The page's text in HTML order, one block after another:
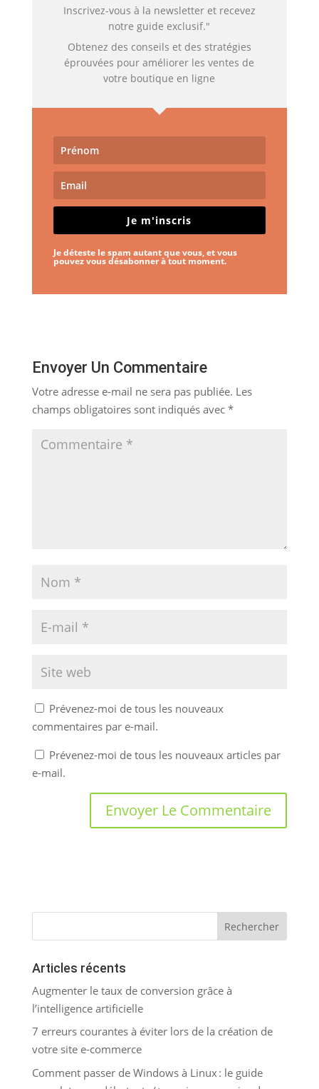
Inscrivez-vous à la newsletter et recevez
notre guide exclusif."
Obtenez des conseils et des stratégies
éprouvées pour améliorer les ventes de
votre boutique en ligne
Je m'inscris
Je déteste le spam autant que vous, et vous
pouvez vous désabonner à tout moment.
Envoyer Un Commentaire
Votre adresse e-mail ne sera pas publiée. Les
champs obligatoires sont indiqués avec *
Prévenez-moi de tous les nouveaux
commentaires par e-mail.
Prévenez-moi de tous les nouveaux articles par
e-mail.
Articles récents
Augmenter le taux de conversion grâce à
l’intelligence artificielle
7 erreurs courantes à éviter lors de la création de
votre site e-commerce
Comment passer de Windows à Linux : le guide